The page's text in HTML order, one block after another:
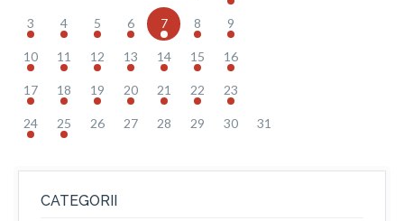
3 4 5 6 7 8 9
10 11 12 13 14 15 16
17 18 19 20 21 22 23
24 25 26 27 28 29 30 31
CATEGORII